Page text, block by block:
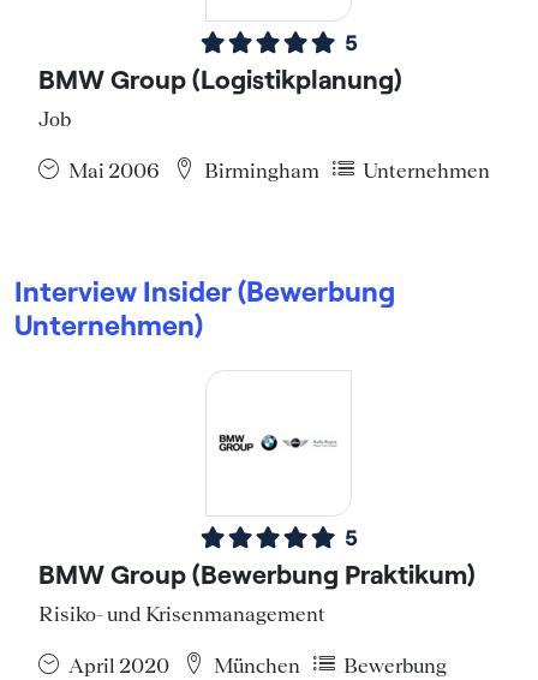
5
BMW Group (Logistikplanung)
Job
Mai 2006 Birmingham Unternehmen
Interview Insider (Bewerbung
Unternehmen)
5
BMW Group (Bewerbung Praktikum)
Risiko- und Krisenmanagement
April 2020 München Bewerbung